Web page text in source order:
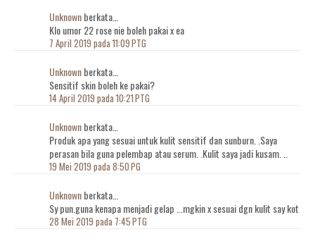
Unknownberkata…
Klo umor 22 rose nie boleh pakai x ea
7 April 2019 pada 11:09 PTG
Unknownberkata…
Sensitif skin boleh ke pakai?
14 April 2019 pada 10:21 PTG
Unknownberkata…
Produk apa yang sesuai untuk kulit sensitif dan sunburn. .Saya
perasan bila guna pelembap atau serum. .Kulit saya jadi kusam. ..
19 Mei 2019 pada 8:50 PG
Unknownberkata…
Sy pun.guna kenapa menjadi gelap ...mgkin x sesuai dgn kulit say kot
28 Mei 2019 pada 7:45 PTG